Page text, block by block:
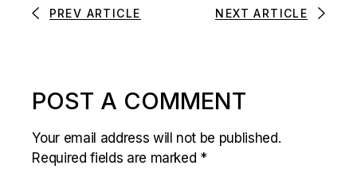
PREV ARTICLE NEXT ARTICLE
POST A COMMENT
Your email address will not be published.
Required fields are marked *